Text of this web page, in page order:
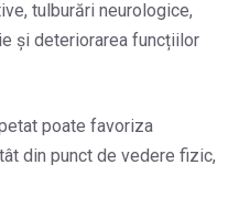
tulburări neurologice,
și deteriorarea funcțiilor
poate favoriza
din punct de vedere fizic,